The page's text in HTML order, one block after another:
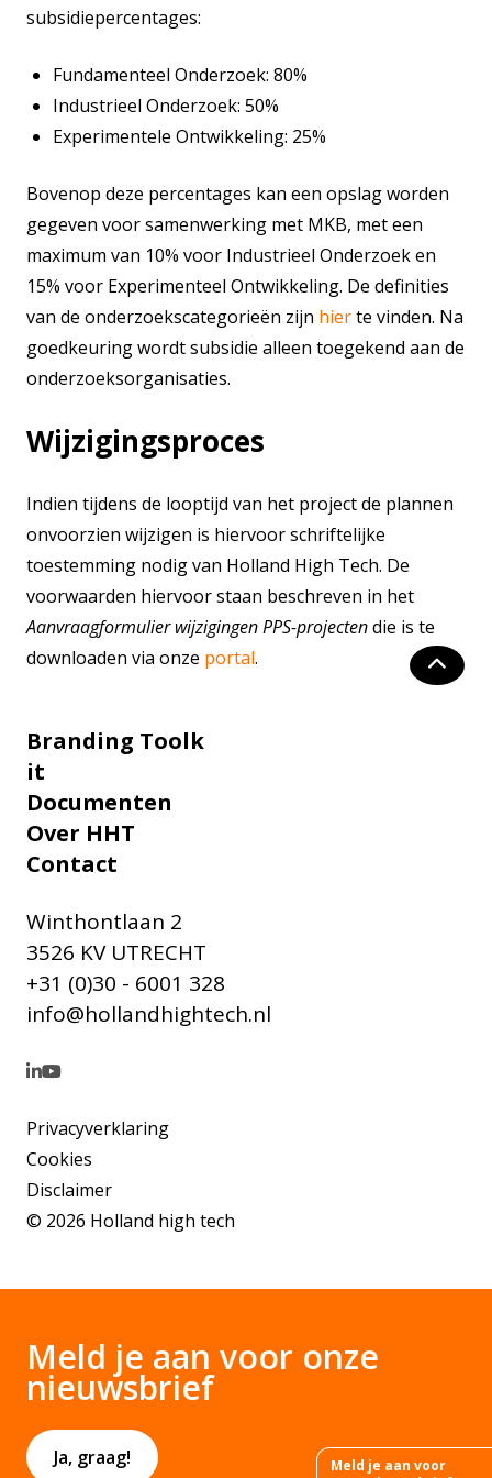
subsidiepercentages:
Fundamenteel Onderzoek: 80%
Industrieel Onderzoek: 50%
Experimentele Ontwikkeling: 25%
Bovenop deze percentages kan een opslag worden
gegeven voor samenwerking met MKB, met een
maximum van 10% voor Industrieel Onderzoek en
15% voor Experimenteel Ontwikkeling. De definities
van de onderzoekscategorieën zijn hierte vinden. Na
goedkeuring wordt subsidie alleen toegekend aan de
onderzoeksorganisaties.
Wijzigingsproces
Indien tijdens de looptijd van het project de plannen
onvoorzien wijzigen is hiervoor schriftelijke
toestemming nodig van Holland High Tech. De
voorwaarden hiervoor staan beschreven in het
Aanvraagformulier wijzigingen PPS-projectendie is te
downloaden via onze portal.
Branding Toolk
it
Documenten
Over HHT
Contact
Winthontlaan 2
3526 KV UTRECHT
+31 (0)30 - 6001 328
info@hollandhightech.nl
© 2026 Holland high tech
Privacyverklaring
Cookies
Disclaimer
Meld je aan voor onze
nieuwsbrief
Ja, graag!
Meld je aan voor